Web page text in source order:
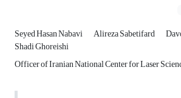
Seyed Hasan Nabavi Alireza Sabetifard
Shadi Ghoreishi
Officer of Iranian National Center for Laser